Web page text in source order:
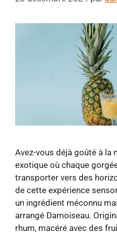
Avez-vous déjà goûté à la
exotique où chaque
transporter vers des
de cette expérience
un ingrédient méconnu
arrangé Damoiseau.
rhum, macéré avec des